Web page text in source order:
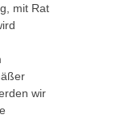
mit Rat
wir